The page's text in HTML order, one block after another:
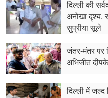
जॉब्स
शिक्षा
अन्य खबरें
दिल्ली की
अनोखा दृश्य,
सुप्रीया सूले
जंतर-मंतर पर
अभिजीत
दिल्ली में जल्द